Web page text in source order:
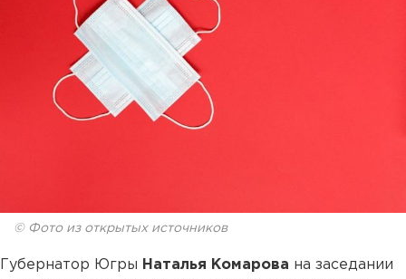
© Фото из открытых источников
Губернатор Югры Наталья Комарова на заседании